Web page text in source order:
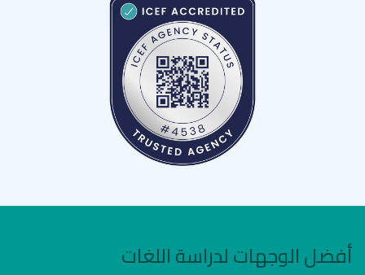
أفضل الوجهات لدراسة اللغات